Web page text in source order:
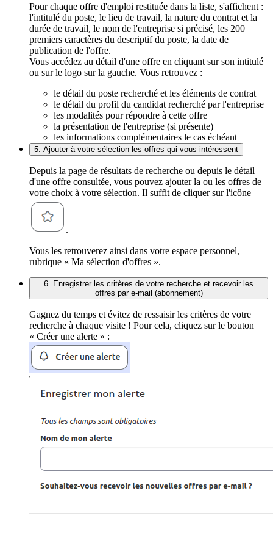
Pour chaque offre d'emploi restituée dans la liste, s'affichent :
l'intitulé du poste, le lieu de travail, la nature du contrat et la
durée de travail, le nom de l'entreprise si précisé, les 200
premiers caractères du descriptif du poste, la date de
publication de l'offre.
Vous accédez au détail d'une offre en cliquant sur son intitulé
ou sur le logo sur la gauche. Vous retrouvez :
le détail du poste recherché et les éléments de contrat
le détail du profil du candidat recherché par l'entreprise
les modalités pour répondre à cette offre
la présentation de l'entreprise (si présente)
les informations complémentaires le cas échéant
5. Ajouter à votre sélection les offres qui vous intéressent
Depuis la page de résultats de recherche ou depuis le détail
d'une offre consultée, vous pouvez ajouter la ou les offres de
votre choix à votre sélection. Il suffit de cliquer sur l'icône
.
Vous les retrouverez ainsi dans votre espace personnel,
rubrique « Ma sélection d'offres ».
6. Enregistrer les critères de votre recherche et recevoir les
offres par e-mail (abonnement)
Gagnez du temps et évitez de ressaisir les critères de votre
recherche à chaque visite ! Pour cela, cliquez sur le bouton
« Créer une alerte » :